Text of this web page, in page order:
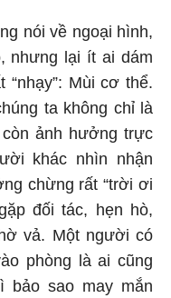
nói về ngoại hình,
nhưng lại ít ai dám
Mùi cơ thể.
ta không chỉ là
ảnh hưởng trực
khác nhìn nhận
chừng rất “trời ơi
đối tác, hẹn hò,
vả. Một người có
phòng là ai cũng
sao may mắn